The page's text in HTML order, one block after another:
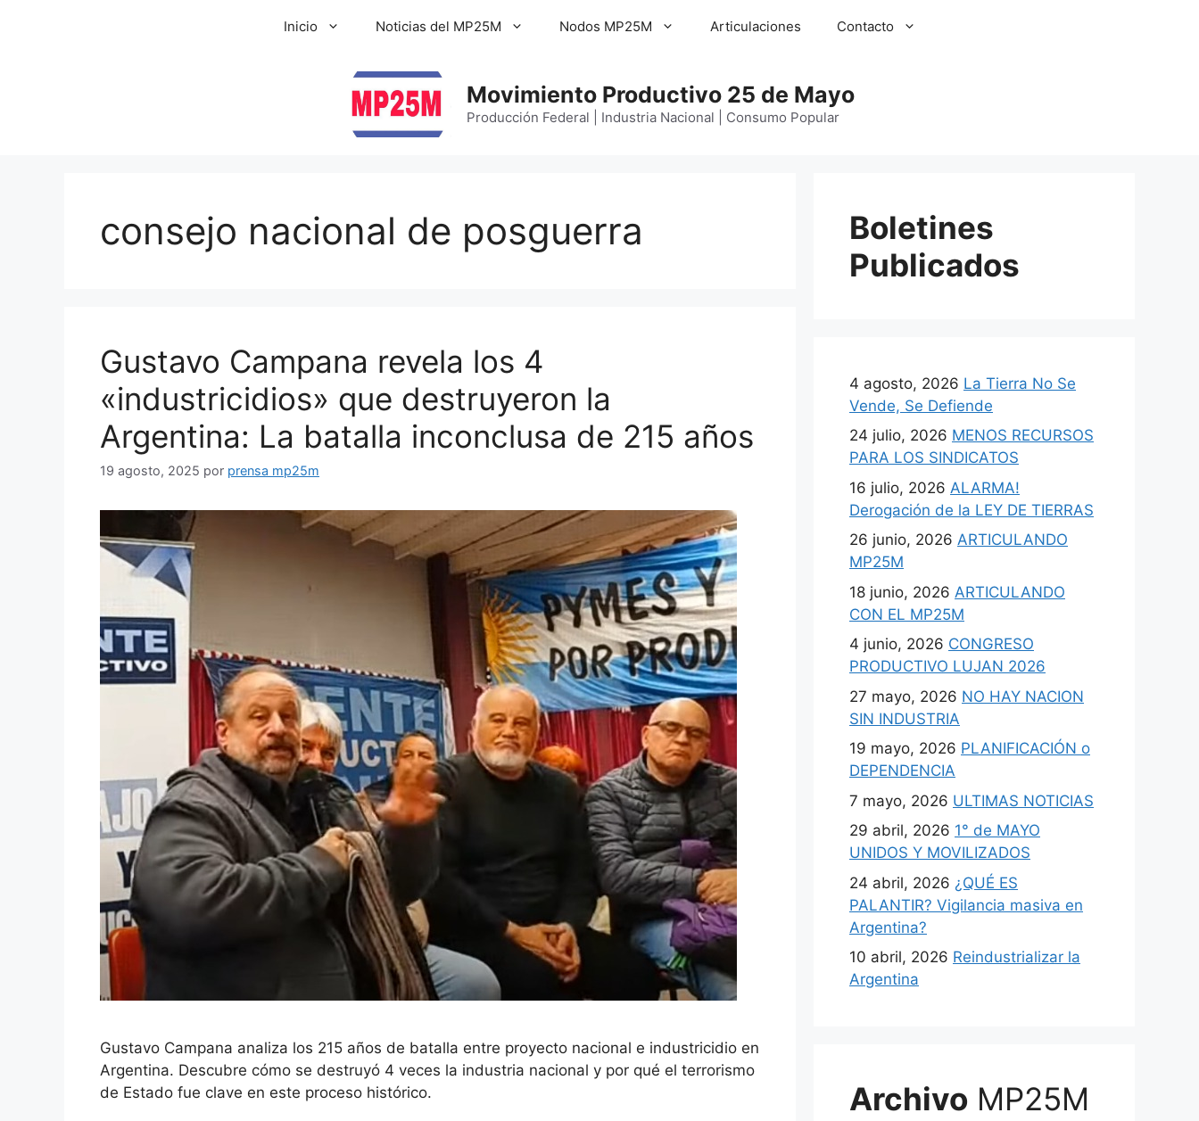
Inicio Noticias del MP25M Nodos MP25M Articulaciones Contacto
Movimiento Productivo 25 de Mayo
Producción Federal | Industria Nacional | Consumo Popular
consejo nacional de posguerra
Gustavo Campana revela los 4
«industricidios» que destruyeron la
Argentina: La batalla inconclusa de 215 años
19 agosto, 2025 por prensa mp25m
Gustavo Campana analiza los 215 años de batalla entre proyecto nacional e industricidio en
Argentina. Descubre cómo se destruyó 4 veces la industria nacional y por qué el terrorismo
de Estado fue clave en este proceso histórico.
Boletines
Publicados
4 agosto, 2026 La Tierra No Se
Vende, Se Defiende
24 julio, 2026 MENOS RECURSOS
PARA LOS SINDICATOS
16 julio, 2026 ALARMA!
Derogación de la LEY DE TIERRAS
26 junio, 2026 ARTICULANDO
MP25M
18 junio, 2026 ARTICULANDO
CON EL MP25M
4 junio, 2026 CONGRESO
PRODUCTIVO LUJAN 2026
27 mayo, 2026 NO HAY NACION
SIN INDUSTRIA
19 mayo, 2026 PLANIFICACIÓN o
DEPENDENCIA
7 mayo, 2026 ULTIMAS NOTICIAS
29 abril, 2026 1° de MAYO
UNIDOS Y MOVILIZADOS
24 abril, 2026 ¿QUÉ ES
PALANTIR? Vigilancia masiva en
Argentina?
10 abril, 2026 Reindustrializar la
Argentina
Archivo MP25M